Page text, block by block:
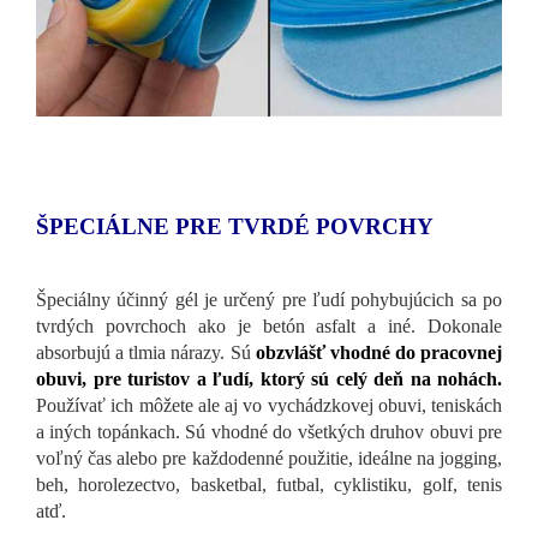
ŠPECIÁLNE PRE TVRDÉ POVRCHY
Špeciálny účinný gél je určený pre ľudí pohybujúcich sa po
tvrdých povrchoch ako je betón asfalt a iné. Dokonale
absorbujú a tlmia nárazy. Sú obzvlášť vhodné do pracovnej
obuvi, pre turistov a ľudí, ktorý sú celý deň na nohách.
Používať ich môžete ale aj vo vychádzkovej obuvi, teniskách
a iných topánkach. Sú vhodné do všetkých druhov obuvi pre
voľný čas alebo pre každodenné použitie, ideálne na jogging,
beh, horolezectvo, basketbal, futbal, cyklistiku, golf, tenis
atď.